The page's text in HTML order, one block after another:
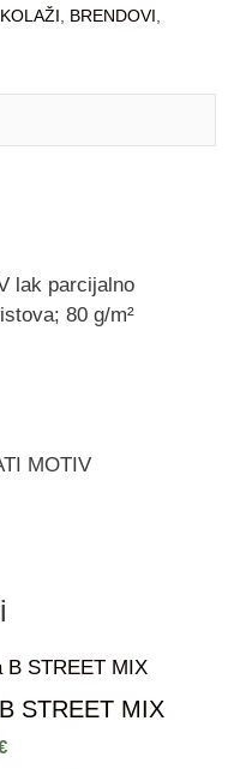
, BRENDOVI ,
lak parcijalno
80 g/m²
MOTIV
STREET MIX